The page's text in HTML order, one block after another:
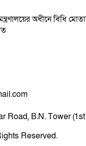
অধীনে বিধি
Road, B.N. Tower
Reserved.